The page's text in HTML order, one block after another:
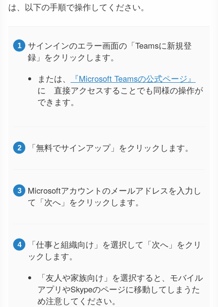
は、以下の手順で操作してください。
サインインのエラー画面の「Teamsに新規登
録」をクリックします。
または、
『Microsoft Teamsの公式ページ』
に 直接アクセスすることでも同様の操作が
できます。
「無料でサインアップ」をクリックします。
Microsoftアカウントのメールアドレスを入力し
て「次へ」をクリックします。
「仕事と組織向け」を選択して「次へ」をクリ
ックします。
「友人や家族向け」を選択すると、モバイル
アプリやSkypeのページに移動してしまうた
め注意してください。